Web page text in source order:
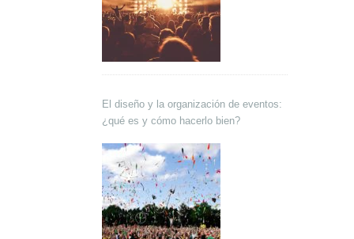
El diseño y la organización de eventos:
¿qué es y cómo hacerlo bien?